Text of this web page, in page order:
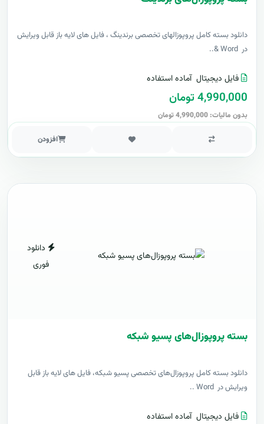
دانلود بسته کامل پروپوزالهای تخصصی برندینگ ، فایل های لایه باز قابل ویرایش
در Word &..
فایل دیجیتال آماده استفاده
4,990,000 تومان
بدون مالیات: 4,990,000 تومان
افزودن
دانلود
فوری
بسته پروپوزال‌های پسیو شبکه
دانلود بسته کامل پروپوزال‌های تخصصی پسیو شبکه، فایل های لایه باز قابل
ویرایش در Word ..
فایل دیجیتال آماده استفاده